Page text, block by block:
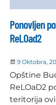
Ponovljen
ReLOad2
9 Oktobra,
Opštine
ReLOaD2
teritorija